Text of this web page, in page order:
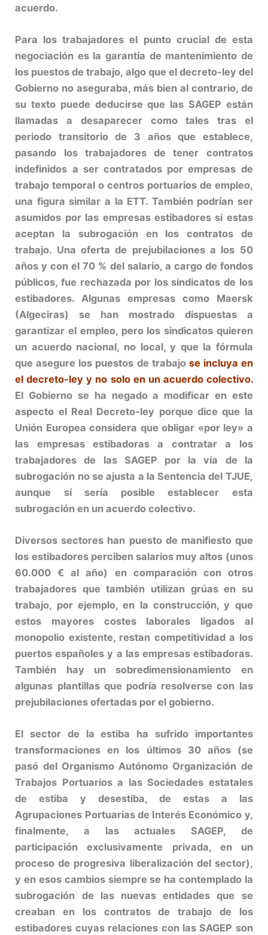
acuerdo.
Para los trabajadores el punto crucial de esta
negociación es la garantía de mantenimiento de
los puestos de trabajo, algo que el decreto-ley del
Gobierno no aseguraba, más bien al contrario, de
su texto puede deducirse que las SAGEP están
llamadas a desaparecer como tales tras el
periodo transitorio de 3 años que establece,
pasando los trabajadores de tener contratos
indefinidos a ser contratados por empresas de
trabajo temporal o centros portuarios de empleo,
una figura similar a la ETT. También podrían ser
asumidos por las empresas estibadores si estas
aceptan la subrogación en los contratos de
trabajo. Una oferta de prejubilaciones a los 50
años y con el 70 % del salario, a cargo de fondos
públicos, fue rechazada por los sindicatos de los
estibadores. Algunas empresas como Maersk
(Algeciras) se han mostrado dispuestas a
garantizar el empleo, pero los sindicatos quieren
un acuerdo nacional, no local, y que la fórmula
que asegure los puestos de trabajo se incluya en
el decreto-ley y no solo en un acuerdo colectivo.
El Gobierno se ha negado a modificar en este
aspecto el Real Decreto-ley porque dice que la
Unión Europea considera que obligar «por ley» a
las empresas estibadoras a contratar a los
trabajadores de las SAGEP por la vía de la
subrogación no se ajusta a la Sentencia del TJUE,
aunque sí sería posible establecer esta
subrogación en un acuerdo colectivo.
Diversos sectores han puesto de manifiesto que
los estibadores perciben salarios muy altos (unos
60.000 € al año) en comparación con otros
trabajadores que también utilizan grúas en su
trabajo, por ejemplo, en la construcción, y que
estos mayores costes laborales ligados al
monopolio existente, restan competitividad a los
puertos españoles y a las empresas estibadoras.
También hay un sobredimensionamiento en
algunas plantillas que podría resolverse con las
prejubilaciones ofertadas por el gobierno.
El sector de la estiba ha sufrido importantes
transformaciones en los últimos 30 años (se
pasó del Organismo Autónomo Organización de
Trabajos Portuarios a las Sociedades estatales
de estiba y desestiba, de estas a las
Agrupaciones Portuarias de Interés Económico y,
finalmente, a las actuales SAGEP, de
participación exclusivamente privada, en un
proceso de progresiva liberalización del sector),
y en esos cambios siempre se ha contemplado la
subrogación de las nuevas entidades que se
creaban en los contratos de trabajo de los
estibadores cuyas relaciones con las SAGEP son